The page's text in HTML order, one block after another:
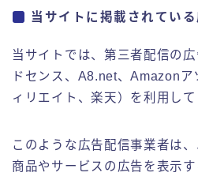
配車・管理業務の実務紹介
倉庫業務の実務紹介
当サイトに掲載されてい
当サイトでは、第三者配信の
ドセンス、A8.net、Amazon
ィリエイト、楽天）を利用して
このような広告配信事業者は
商品やサービスの広告を表示